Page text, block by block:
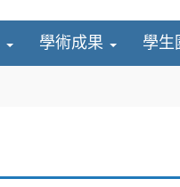
學術成果 學生